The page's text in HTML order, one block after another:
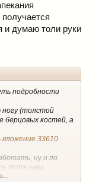
и думаю толи руки
подробности
ногу (толстой
берцовых костей, а
33610
ну и по
типа швы,